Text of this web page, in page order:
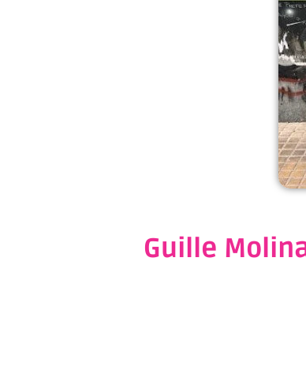
Guille